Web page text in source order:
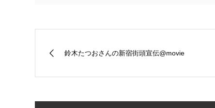
鈴木たつおさんの新宿街頭宣伝@movie